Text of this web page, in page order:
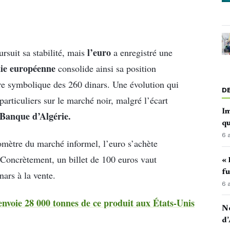
sa stabilité, mais l’euro a enregistré une
européenne consolide ainsi sa position
symbolique des 260 dinars. Une évolution qui
sur le marché noir, malgré l’écart
d’Algérie.
du marché informel, l’euro s’achète
un billet de 100 euros vaut
à la vente.
28 000 tonnes de ce produit aux États-Unis
6
«
6